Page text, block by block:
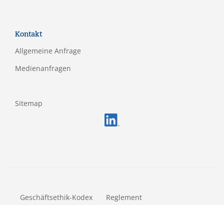
Kontakt
Allgemeine Anfrage
Medienanfragen
Sitemap
Geschäftsethik-Kodex Reglement